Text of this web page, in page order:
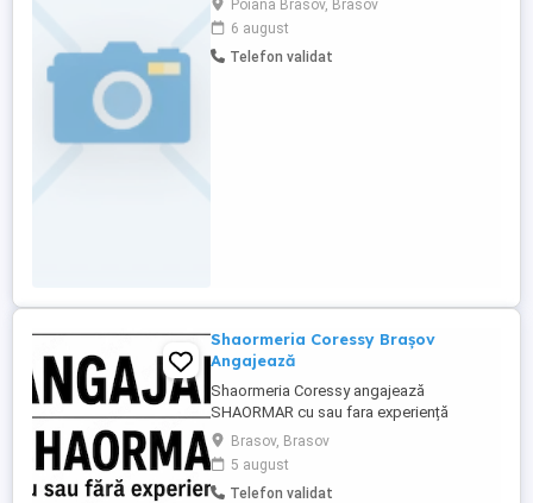
Poiana Brasov, Brasov
6 august
Telefon validat
Shaormeria Coressy Brașov
Angajează
Shaormeria Coressy angajează
SHAORMAR cu sau fara experiență
Brasov, Brasov
5 august
Telefon validat